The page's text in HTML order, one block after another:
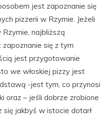
jest zapoznanie się
pizzerii w Rzymie. Jeżeli
najbliższą
się z tym
jest przygotowanie
we włoskiej pizzy jest
-jest tym, co przynosi
oraz – jeśli dobrze zrobione
się jakbyś w istocie dotarł